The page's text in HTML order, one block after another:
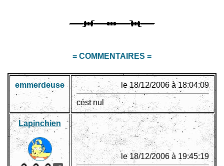
= COMMENTAIRES =
emmerdeuse le 18/12/2006 à 18:04:09
cést nul
Lapinchien
le 18/12/2006 à 19:45:19